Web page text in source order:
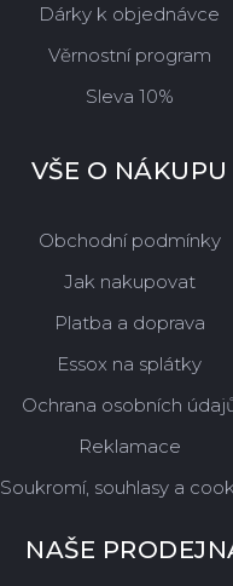
Dárky k objednávce
Věrnostní program
Sleva 10%
VŠE O NÁKUPU
Obchodní podmínky
Jak nakupovat
Platba a doprava
Essox na splátky
Ochrana osobních
Reklamace
Soukromí, souhlasy a
NAŠE